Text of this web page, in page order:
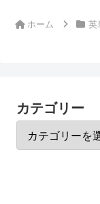
ホーム 英
カテゴリー